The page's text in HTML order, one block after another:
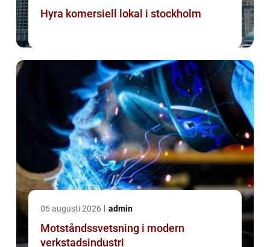
Hyra komersiell lokal i stockholm
06 augusti 2026 admin
Motståndssvetsning i modern
verkstadsindustri